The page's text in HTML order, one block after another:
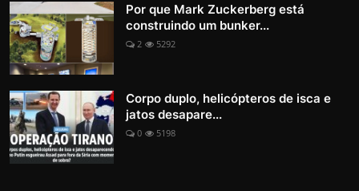
Por que Mark Zuckerberg está
construindo um bunker...
2 5292
Corpo duplo, helicópteros de isca e
jatos desapare...
0 5198